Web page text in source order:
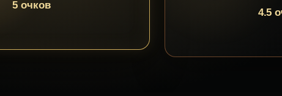
5 очков
4.5